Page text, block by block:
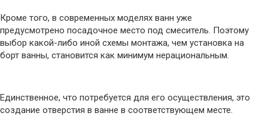
Кроме того, в современных моделях ванн уже
предусмотрено посадочное место под смеситель. Поэтому
выбор какой-либо иной схемы монтажа, чем установка на
борт ванны, становится как минимум нерациональным.
Единственное, что потребуется для его осуществления, это
создание отверстия в ванне в соответствующем месте.